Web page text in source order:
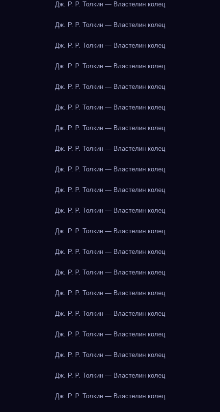
Дж. Р. Р. Толкин — Властелин колец
Дж. Р. Р. Толкин — Властелин колец
Дж. Р. Р. Толкин — Властелин колец
Дж. Р. Р. Толкин — Властелин колец
Дж. Р. Р. Толкин — Властелин колец
Дж. Р. Р. Толкин — Властелин колец
Дж. Р. Р. Толкин — Властелин колец
Дж. Р. Р. Толкин — Властелин колец
Дж. Р. Р. Толкин — Властелин колец
Дж. Р. Р. Толкин — Властелин колец
Дж. Р. Р. Толкин — Властелин колец
Дж. Р. Р. Толкин — Властелин колец
Дж. Р. Р. Толкин — Властелин колец
Дж. Р. Р. Толкин — Властелин колец
Дж. Р. Р. Толкин — Властелин колец
Дж. Р. Р. Толкин — Властелин колец
Дж. Р. Р. Толкин — Властелин колец
Дж. Р. Р. Толкин — Властелин колец
Дж. Р. Р. Толкин — Властелин колец
Дж. Р. Р. Толкин — Властелин колец